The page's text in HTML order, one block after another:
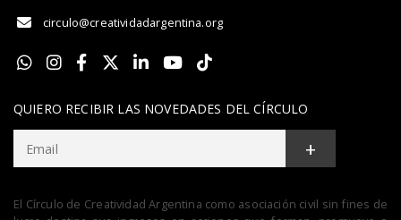
circulo@creatividadargentina.org
QUIERO RECIBIR LAS NOVEDADES DEL CÍRCULO
+
El Círculo de Creatividad Argentina como asociación civil sin fines de